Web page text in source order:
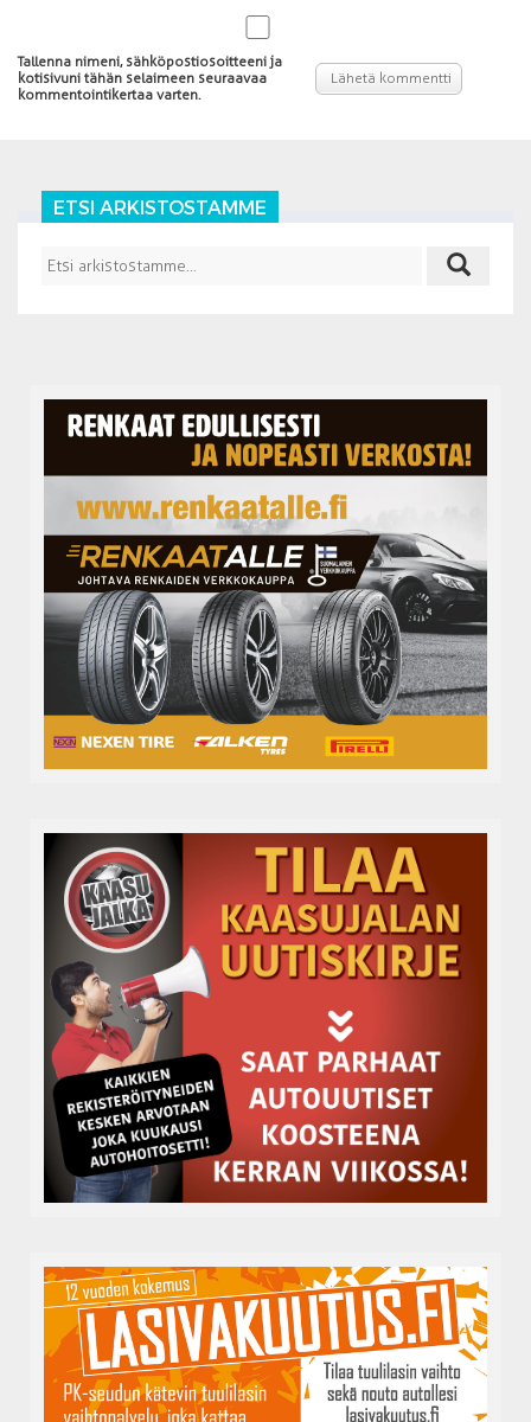
Tallenna nimeni, sähköpostiosoitteeni ja
kotisivuni tähän selaimeen seuraavaa
kommentointikertaa varten.
ETSI ARKISTOSTAMME